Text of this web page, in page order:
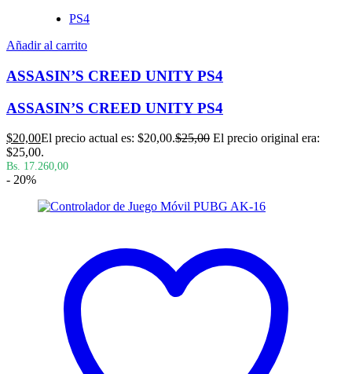
PS4
Añadir al carrito
ASSASIN’S CREED UNITY PS4
ASSASIN’S CREED UNITY PS4
$20,00El precio actual es: $20,00.$25,00 El precio original era:
$25,00.
Bs. 17.260,00
- 20%